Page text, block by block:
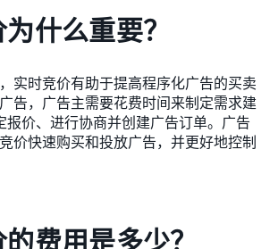
什么重要？
实时竞价有助于提高程序化广告的买卖
告，广告主需要花费时间来制定需求建
报价、进行协商并创建广告订单。广告
价快速购买和投放广告，并更好地控制
费用是多少？